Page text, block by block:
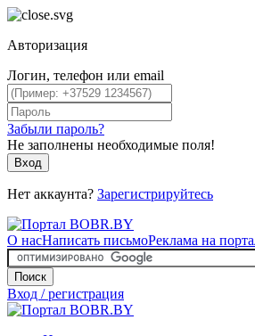
Авторизация
Логин, телефон или email
Забыли пароль?
Не заполнены необходимые поля!
Вход
Нет аккаунта? Зарегистрируйтесь
О насНаписать письмоРеклама на
Поиск
Вход / регистрация